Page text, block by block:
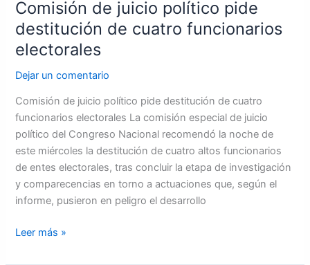
Comisión de juicio político pide
destitución de cuatro funcionarios
electorales
Dejar un comentario
Comisión de juicio político pide destitución de cuatro
funcionarios electorales La comisión especial de juicio
político del Congreso Nacional recomendó la noche de
este miércoles la destitución de cuatro altos funcionarios
de entes electorales, tras concluir la etapa de investigación
y comparecencias en torno a actuaciones que, según el
informe, pusieron en peligro el desarrollo
Leer más »